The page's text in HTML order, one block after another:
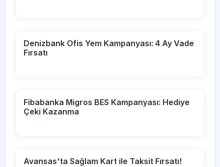
Denizbank Ofis Yem Kampanyası: 4 Ay Vade
Fırsatı
Fibabanka Migros BES Kampanyası: Hediye
Çeki Kazanma
Avansas'ta Sağlam Kart ile Taksit Fırsatı!